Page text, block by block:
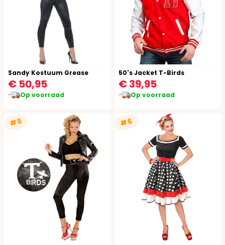
Sandy Kostuum Grease
€ 50,95
Op voorraad
50's Jacket T-Birds
€ 39,95
Op voorraad
#5 #6